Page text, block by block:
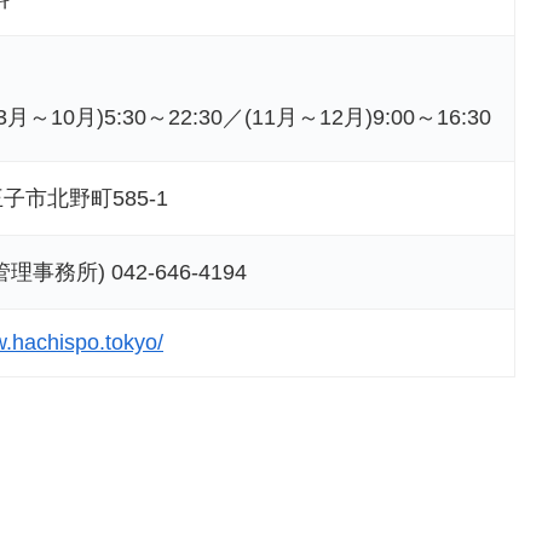
～10月)5:30～22:30／(11月～12月)9:00～16:30
市北野町585-1
理事務所) 042-646-4194